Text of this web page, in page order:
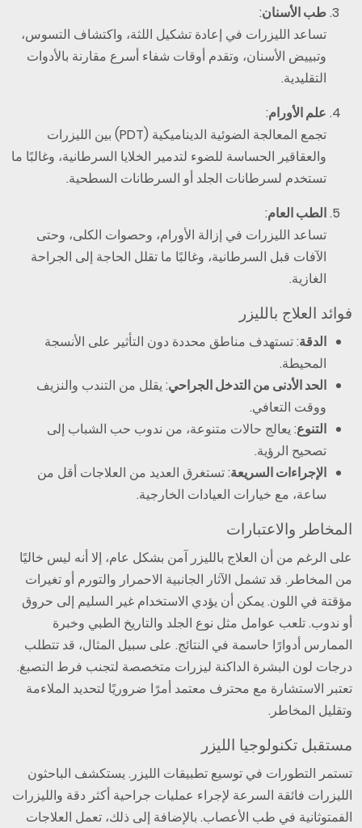
طب الأسنان:
تساعد الليزرات في إعادة تشكيل اللثة، واكتشاف التسوس،
وتبييض الأسنان، وتقدم أوقات شفاء أسرع مقارنة بالأدوات
التقليدية.
علم الأورام:
تجمع المعالجة الضوئية الديناميكية (PDT) بين الليزرات
والعقاقير الحساسة للضوء لتدمير الخلايا السرطانية، وغالبًا ما
تستخدم لسرطانات الجلد أو السرطانات السطحية.
الطب العام:
تساعد الليزرات في إزالة الأورام، وحصوات الكلى، وحتى
الآفات قبل السرطانية، وغالبًا ما تقلل الحاجة إلى الجراحة
الغازية.
فوائد العلاج بالليزر
الدقة: تستهدف مناطق محددة دون التأثير على الأنسجة
المحيطة.
الحد الأدنى من التدخل الجراحي: يقلل من التندب والنزيف
ووقت التعافي.
التنوع: يعالج حالات متنوعة، من ندوب حب الشباب إلى
تصحيح الرؤية.
الإجراءات السريعة: تستغرق العديد من العلاجات أقل من
ساعة، مع خيارات العيادات الخارجية.
المخاطر والاعتبارات
على الرغم من أن العلاج بالليزر آمن بشكل عام، إلا أنه ليس خاليًا
من المخاطر. قد تشمل الآثار الجانبية الاحمرار والتورم أو تغيرات
مؤقتة في اللون. يمكن أن يؤدي الاستخدام غير السليم إلى حروق
أو ندوب. تلعب عوامل مثل نوع الجلد والتاريخ الطبي وخبرة
الممارس أدوارًا حاسمة في النتائج. على سبيل المثال، قد تتطلب
درجات لون البشرة الداكنة ليزرات متخصصة لتجنب فرط التصبغ.
تعتبر الاستشارة مع محترف معتمد أمرًا ضروريًا لتحديد الملاءمة
وتقليل المخاطر.
مستقبل تكنولوجيا الليزر
تستمر التطورات في توسيع تطبيقات الليزر. يستكشف الباحثون
الليزرات فائقة السرعة لإجراء عمليات جراحية أكثر دقة والليزرات
الفمتوثانية في طب الأعصاب. بالإضافة إلى ذلك، تعمل العلاجات